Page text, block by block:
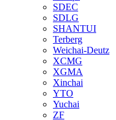
SDEC
SDLG
SHANTUI
Terberg
Weichai-Deutz
XCMG
XGMA
Xinchai
YTO
Yuchai
ZF